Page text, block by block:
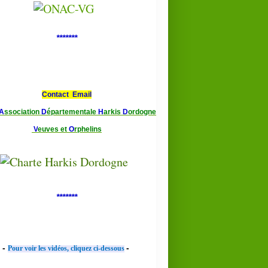
*******
Contact Email
ssociation Départementale Harkis Dordogne
Veuves et Orphelins
*******
- Pour voir les vidéos, cliquez ci-dessous -